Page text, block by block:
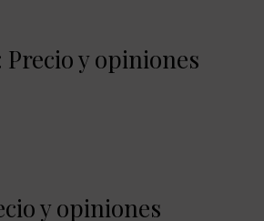
y opiniones
y opiniones